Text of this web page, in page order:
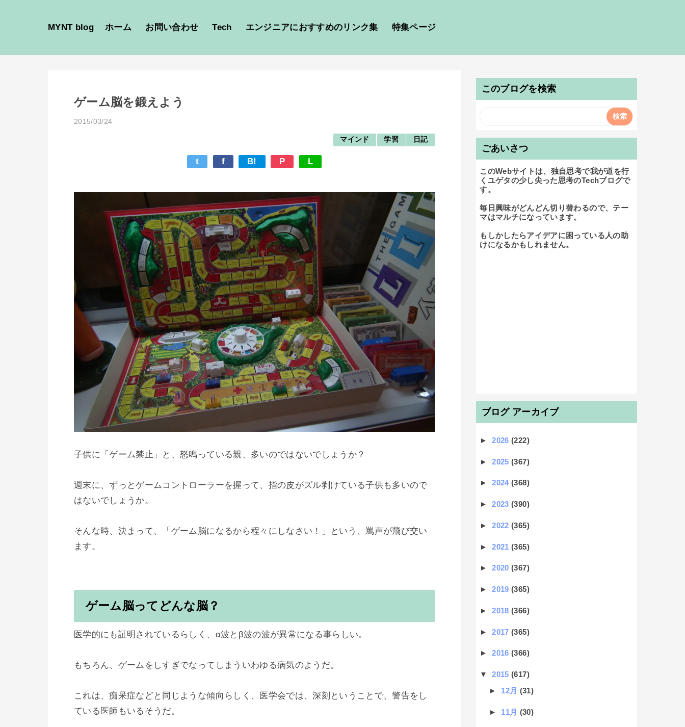
MYNT blog ホーム お問い合わせ Tech エンジニアにおすすめのリンク集 特集ページ
ゲーム脳を鍛えよう
2015/03/24
マインド 学習 日記
t f B! P L
子供に「ゲーム禁止」と、怒鳴っている親、多いのではないでしょうか？
週末に、ずっとゲームコントローラーを握って、指の皮がズル剥けている子供も多いので
はないでしょうか。
そんな時、決まって、「ゲーム脳になるから程々にしなさい！」という、罵声が飛び交い
ゲーム脳ってどんな脳？
医学的にも証明されているらしく、α波とβ波の波が異常になる事らしい。
もちろん、ゲームをしすぎでなってしまういわゆる病気のようだ。
これは、痴呆症などと同じような傾向らしく、医学会では、深刻ということで、警告をし
ている医師もいるそうだ。
このブログを検索
ごあいさつ
このWebサイトは、独自思考で我が道を行
くユゲタの少し尖った思考のTechブログで
す。
毎日興味がどんどん切り替わるので、テー
マはマルチになっています。
もしかしたらアイデアに困っている人の助
けになるかもしれません。
ブログ アーカイブ
►2026(222)
►2025(367)
►2024(368)
►2023(390)
►2022(365)
►2021(365)
►2020(367)
►2019(365)
►2018(366)
►2017(365)
►2016(366)
▼2015(617)
► 12月 (31)
► 11月 (30)